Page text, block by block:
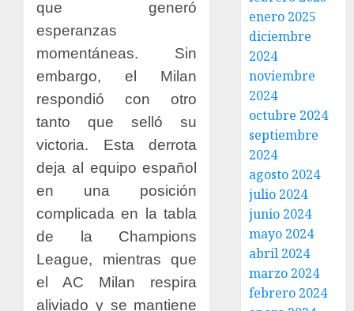
que generó
esperanzas
momentáneas. Sin
embargo, el Milan
respondió con otro
tanto que selló su
victoria. Esta derrota
deja al equipo español
en una posición
complicada en la tabla
de la Champions
League, mientras que
el AC Milan respira
aliviado y se mantiene
enero 2025
diciembre
2024
noviembre
2024
octubre 2024
septiembre
2024
agosto 2024
julio 2024
junio 2024
mayo 2024
abril 2024
marzo 2024
febrero 2024